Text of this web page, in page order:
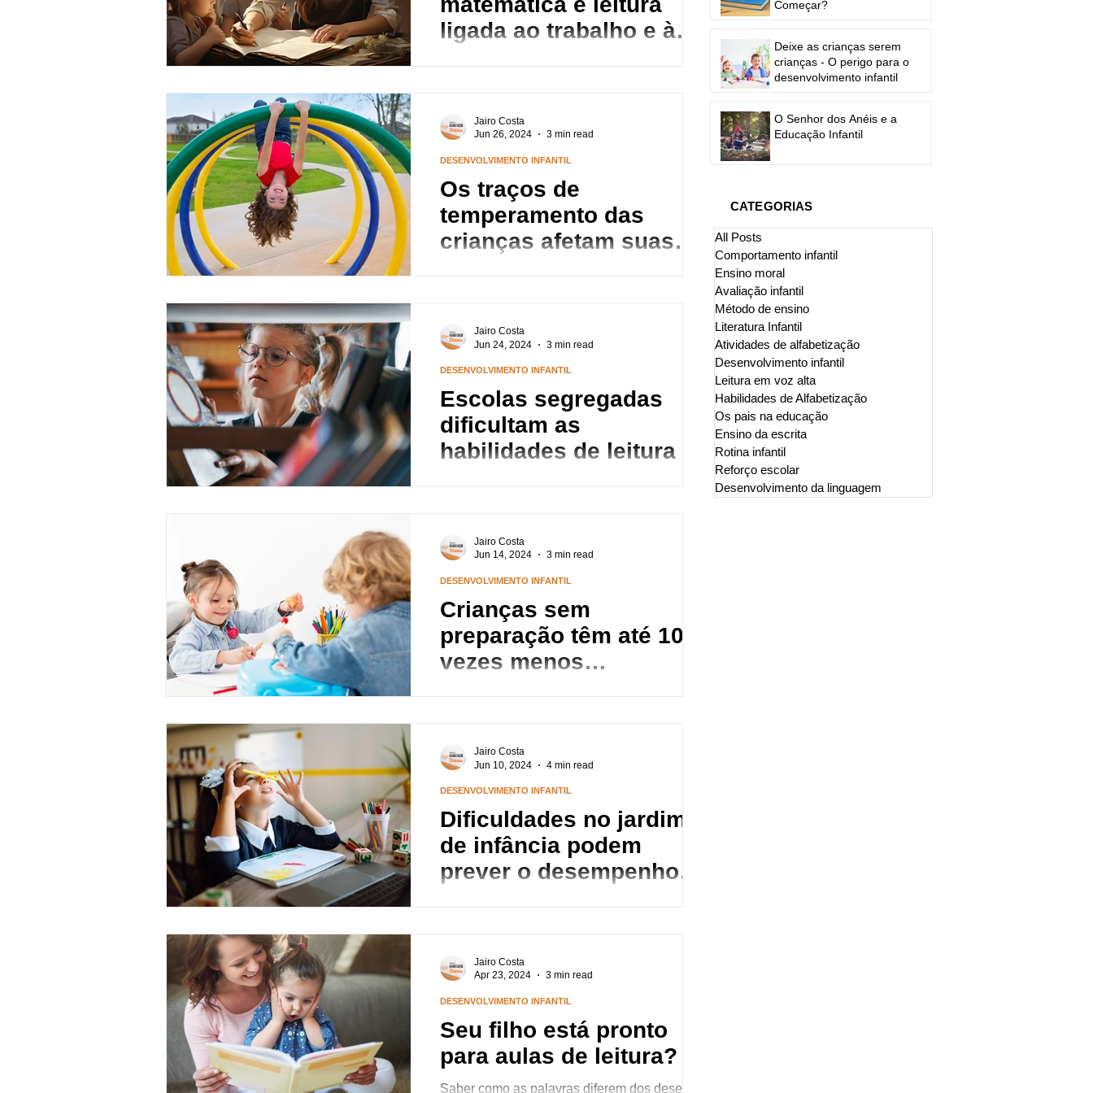
ligada ao trabalho e à
acordo com uma...
Os traços de
temperamento das
crianças afetam suas
3 aos 7...
DESENVOLVIMENTO INFANTIL
Jairo Costa
Jun 26, 2024
3 min read
Escolas segregadas
dificultam as
habilidades de leitura
de alunos...
DESENVOLVIMENTO INFANTIL
Jairo Costa
Jun 24, 2024
3 min read
Crianças sem
preparação têm até 10
vezes menos
DESENVOLVIMENTO INFANTIL
Jairo Costa
Jun 14, 2024
3 min read
Dificuldades no jardim
de infância podem
prever o desempenho
para...
DESENVOLVIMENTO INFANTIL
Jairo Costa
Jun 10, 2024
4 min read
Seu filho está pronto
para aulas de leitura?
Saber como as palavras diferem dos desenhos
DESENVOLVIMENTO INFANTIL
Jairo Costa
Apr 23, 2024
3 min read
Começar?
Deixe as crianças serem
crianças - O perigo para o
desenvolvimento infantil
O Senhor dos Anéis e a
Educação Infantil
CATEGORIAS
All Posts
Comportamento infantil
Ensino moral
Avaliação infantil
Método de ensino
Literatura Infantil
Atividades de alfabetização
Desenvolvimento infantil
Leitura em voz alta
Habilidades de Alfabetização
Os pais na educação
Ensino da escrita
Rotina infantil
Reforço escolar
Desenvolvimento da linguagem